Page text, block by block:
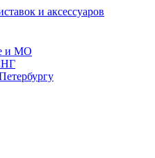
и аксессуаров
и МО